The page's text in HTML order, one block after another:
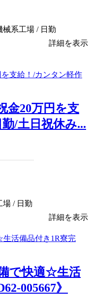
系工場 / 日勤
詳細を表示
金20万円を支
/土日祝休み...
場 / 日勤
詳細を表示
で快適☆生活
005667》